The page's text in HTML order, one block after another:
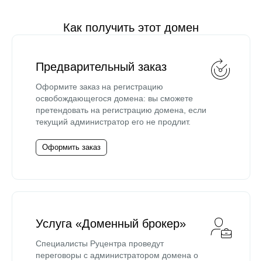
Как получить этот домен
Предварительный заказ
Оформите заказ на регистрацию
освобождающегося домена: вы сможете
претендовать на регистрацию домена, если
текущий администратор его не продлит.
Оформить заказ
Услуга «Доменный брокер»
Специалисты Руцентра проведут
переговоры с администратором домена о